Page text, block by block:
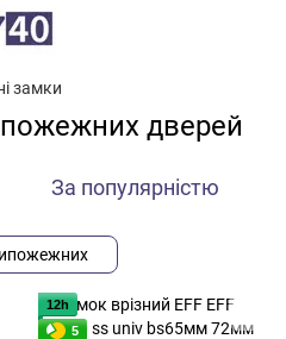
замки
дверей
За популярністю
12h
5